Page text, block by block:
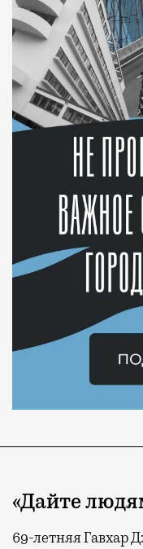
«Дайте
69-летняя Гавхар